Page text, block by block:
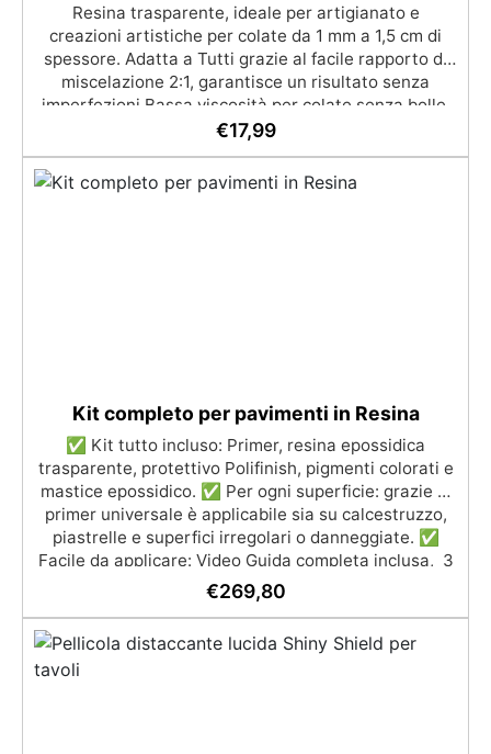
Resina trasparente, ideale per artigianato e
creazioni artistiche per colate da 1 mm a 1,5 cm di
spessore. Adatta a Tutti grazie al facile rapporto di
miscelazione 2:1, garantisce un risultato senza
imperfezioni Bassa viscosità per colate senza bolle,
compatibile con legno, silicone, vetro, metallo e altri
per il contatto con la pelle, Bpa Free e senza Solventi
(Voc Free) Superficie lucida, autolivellante e con filtri
€17,99
Kit completo per pavimenti in Resina
✅ Kit tutto incluso: Primer, resina epossidica
trasparente, protettivo Polifinish, pigmenti colorati e
mastice epossidico. ✅ Per ogni superficie: grazie al
primer universale è applicabile sia su calcestruzzo,
piastrelle e superfici irregolari o danneggiate. ✅
Facile da applicare: Video Guida completa inclusa, 3
semplici passaggi, dalla preparazione della superficie
alla finitura protettiva antigraffio. ✅ Risultati
professionali: Sistema autolivellante, resistente ai
raggi UV, duraturo e con finitura lucida o satinata. ✅
Personalizzabile: Disponibile in kit per metrature da
€269,80